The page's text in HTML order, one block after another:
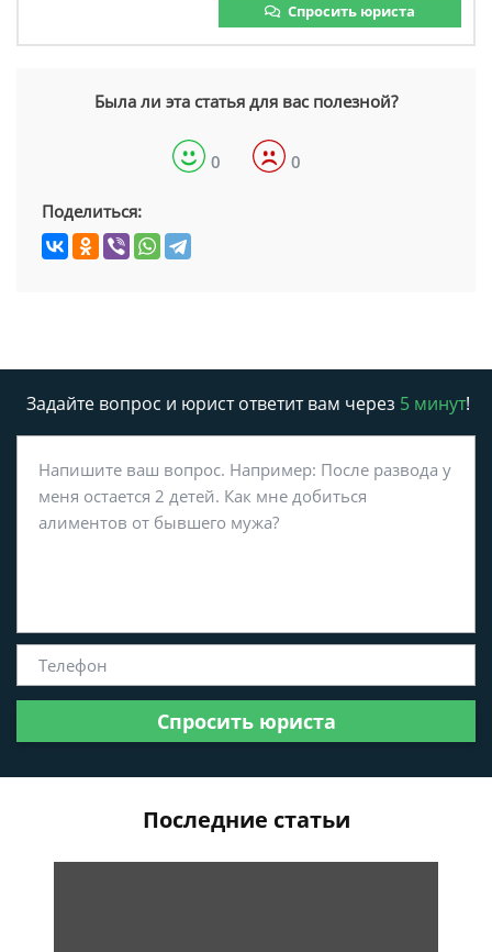
Спросить юриста
Была ли эта статья для вас полезной?
0 0
Поделиться:
Задайте вопрос и юрист ответит вам через 5 минут!
Спросить юриста
Последние статьи